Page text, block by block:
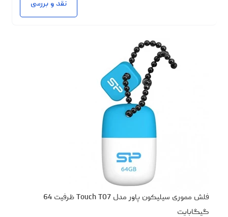
نقد و بررسی
فلش مموری سیلیکون پاور مدل Touch T07 ظرفیت 64
گیگابایت